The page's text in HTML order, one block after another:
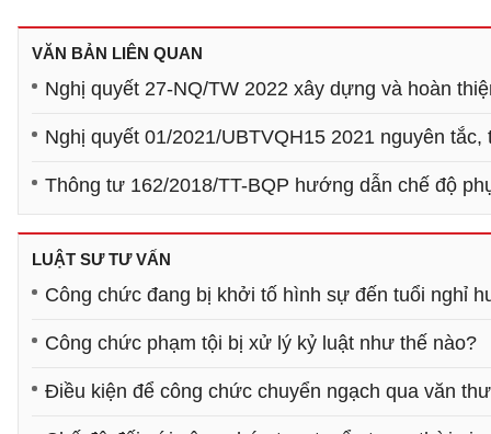
VĂN BẢN LIÊN QUAN
Nghị quyết 27-NQ/TW 2022 xây dựng và hoàn
Nghị quyết 01/2021/UBTVQH15 2021 nguyên
Thông tư 162/2018/TT-BQP hướng dẫn chế độ
LUẬT SƯ TƯ VẤN
Công chức đang bị khởi tố hình sự đến tuổi nghỉ
Công chức phạm tội bị xử lý kỷ luật như thế nào?
Điều kiện để công chức chuyển ngạch qua văn thư